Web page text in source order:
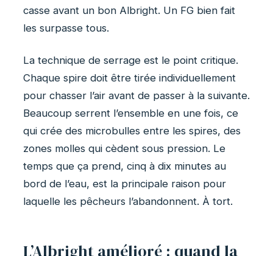
casse avant un bon Albright. Un FG bien fait
les surpasse tous.
La technique de serrage est le point critique.
Chaque spire doit être tirée individuellement
pour chasser l’air avant de passer à la suivante.
Beaucoup serrent l’ensemble en une fois, ce
qui crée des microbulles entre les spires, des
zones molles qui cèdent sous pression. Le
temps que ça prend, cinq à dix minutes au
bord de l’eau, est la principale raison pour
laquelle les pêcheurs l’abandonnent. À tort.
L’Albright amélioré : quand la